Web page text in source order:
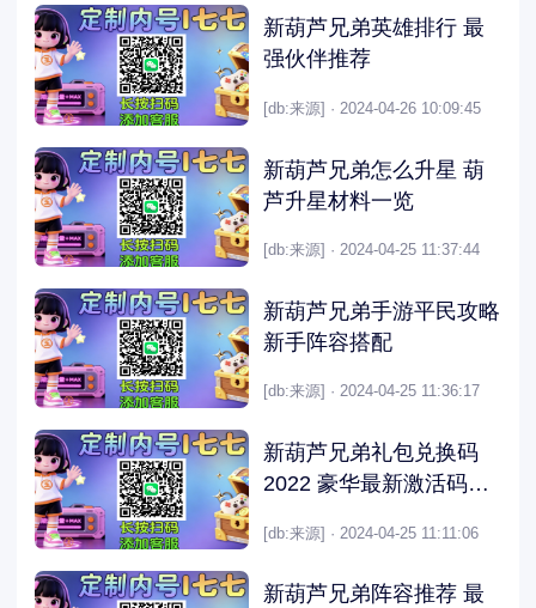
新葫芦兄弟英雄排行 最
强伙伴推荐
[db:来源] · 2024-04-26 10:09:45
新葫芦兄弟怎么升星 葫
芦升星材料一览
[db:来源] · 2024-04-25 11:37:44
新葫芦兄弟手游平民攻略
新手阵容搭配
[db:来源] · 2024-04-25 11:36:17
新葫芦兄弟礼包兑换码
2022 豪华最新激活码大
[db:来源] · 2024-04-25 11:11:06
新葫芦兄弟阵容推荐 最